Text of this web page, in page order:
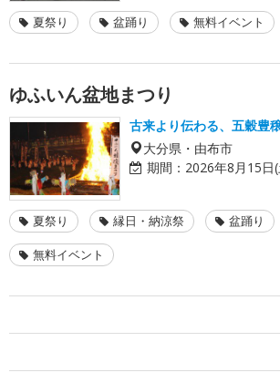
夏祭り 盆踊り 無料イベント
ゆふいん盆地まつり
古来より伝わる、五穀豊
大分県・由布市
期間： 2026年8月15日
夏祭り 縁日・納涼祭 盆踊り
無料イベント